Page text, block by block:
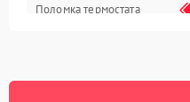
Поломка термостата